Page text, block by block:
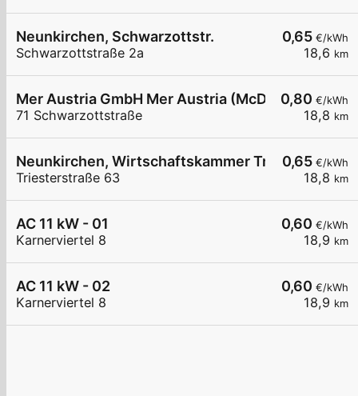
0,65 €/kWh
18,6 km
Neunkirchen, Schwarzottstr.
Schwarzottstraße 2a
0,80 €/kWh
18,8 km
Mer Austria GmbH Mer Austria (McD) -
71 Schwarzottstraße
0,65 €/kWh
18,8 km
Neunkirchen, Wirtschaftskammer Triesterstr.
Triesterstraße 63
0,60 €/kWh
18,9 km
AC 11 kW - 01
Karnerviertel 8
0,60 €/kWh
18,9 km
AC 11 kW - 02
Karnerviertel 8